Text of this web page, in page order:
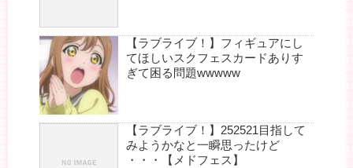
【ラブライブ！】フィギュアにし
てほしいスクフェスカードありす
ぎて困る問題wwwww
【ラブライブ！】252521目指して
みようかなと一瞬思ったけど
・・・【メドフェス】